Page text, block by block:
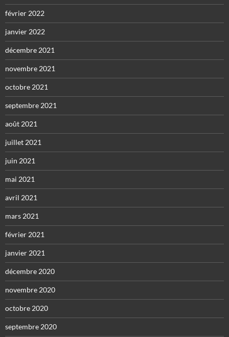
février 2022
janvier 2022
décembre 2021
novembre 2021
octobre 2021
septembre 2021
août 2021
juillet 2021
juin 2021
mai 2021
avril 2021
mars 2021
février 2021
janvier 2021
décembre 2020
novembre 2020
octobre 2020
septembre 2020